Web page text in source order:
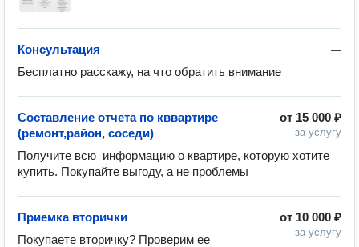
—
Консультация
Бесплатно расскажу, на что обратить внимание
от 15 000 ₽
за услугу
Составление отчета по кввартире
(ремонт,район, соседи)
Получите всю  информацию о квартире, которую хотите
купить. Покупайте выгоду, а не проблемы
от 10 000 ₽
за услугу
Приемка вторички
Покупаете вторичку? Проверим ее